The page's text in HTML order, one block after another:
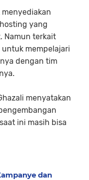
yang
Namun terkait
mempelajari
dengan tim
menyatakan
ini masih bisa
dan